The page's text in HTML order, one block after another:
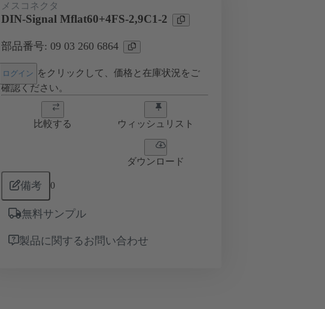
メスコネクタ
DIN-Signal Mflat60+4FS-2,9C1-2
部品番号: 09 03 260 6864
ログイン をクリックして、価格と在庫状況をご
確認ください。
比較する ウィッシュリスト
ダウンロード
備考 0
無料サンプル
製品に関するお問い合わせ